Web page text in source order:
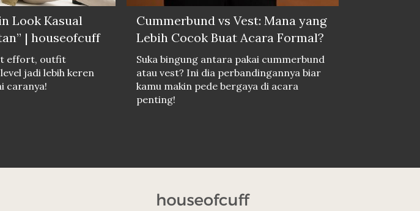
Look Kasual
| houseofcuff
effort, outfit
jadi lebih keren
caranya!
Cummerbund vs Vest: Mana yang
Lebih Cocok Buat Acara Formal?
Suka bingung antara pakai cummerbund
atau vest? Ini dia perbandingannya biar
kamu makin pede bergaya di acara
penting!